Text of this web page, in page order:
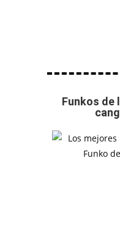
Funkos de